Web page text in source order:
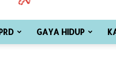
GAYA HIDUP